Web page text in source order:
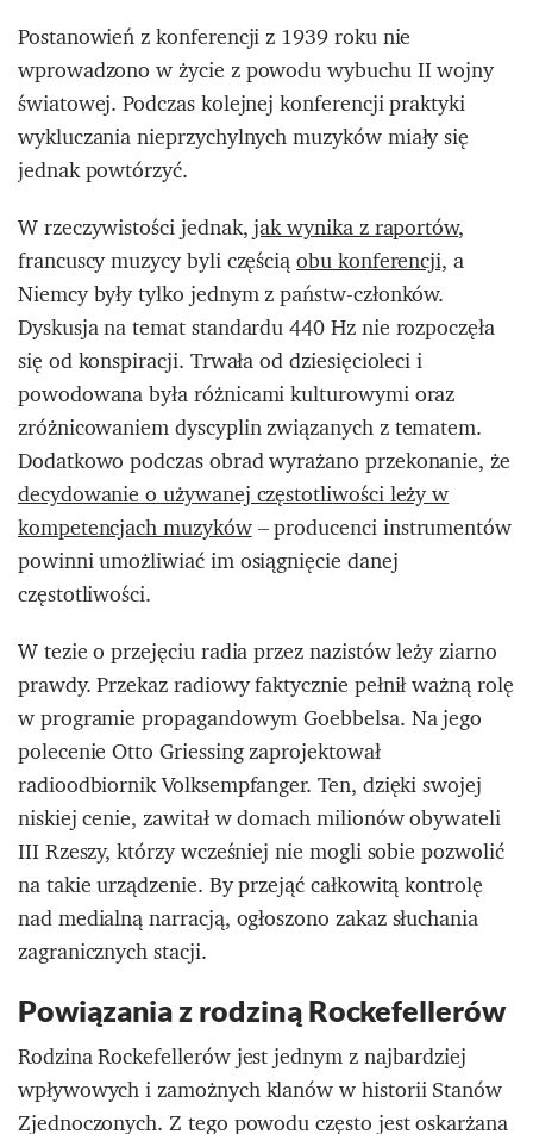
Postanowień z konferencji z 1939 roku nie
wprowadzono w życie z powodu wybuchu II wojny
światowej. Podczas kolejnej konferencji praktyki
wykluczania nieprzychylnych muzyków miały się
jednak powtórzyć.
W rzeczywistości jednak,jak wynika z raportów,
francuscy muzycy byli częściąobu konferencji,a
Niemcy były tylko jednym z państw-członków.
Dyskusja na temat standardu 440 Hz nie rozpoczęła
się od konspiracji. Trwała od dziesięcioleci i
powodowana była różnicami kulturowymi oraz
zróżnicowaniem dyscyplin związanych z tematem.
Dodatkowo podczas obrad wyrażano przekonanie, że
decydowanie o używanej częstotliwości leży w
kompetencjach muzyków– producenci instrumentów
powinni umożliwiać im osiągnięcie danej
częstotliwości.
W tezie o przejęciu radia przez nazistów leży ziarno
prawdy. Przekaz radiowy faktycznie pełnił ważną rolę
w programie propagandowym Goebbelsa. Na jego
polecenie Otto Griessing zaprojektował
radioodbiornik Volksempfanger. Ten, dzięki swojej
niskiej cenie, zawitał w domach milionów obywateli
III Rzeszy, którzy wcześniej nie mogli sobie pozwolić
na takie urządzenie. By przejąć całkowitą kontrolę
nad medialną narracją, ogłoszono zakaz słuchania
zagranicznych stacji.
Powiązania z rodziną Rockefellerów
Rodzina Rockefellerów jest jednym z najbardziej
wpływowych i zamożnych klanów w historii Stanów
Zjednoczonych. Z tego powodu często jest oskarżana